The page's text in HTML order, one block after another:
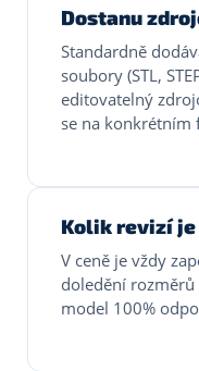
Dostanu
Standardně
soubory (STL,
editovatelný
se na konkrétním
Kolik revizí je
V ceně je vždy
doledění
model 100%